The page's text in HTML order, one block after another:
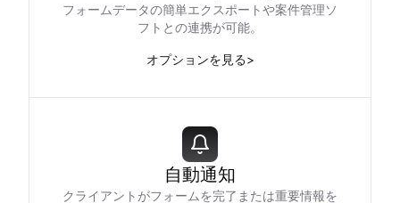
フォームデータの簡単エクスポートや案件管理ソ
フトとの連携が可能。
オプションを見る>
自動通知
クライアントがフォームを完了または重要情報を